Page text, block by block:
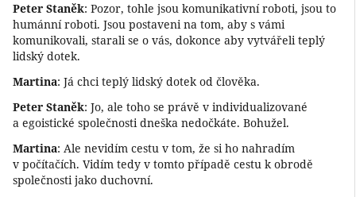
Peter Staněk: Pozor, tohle jsou komunikativní roboti, jsou to
humánní roboti. Jsou postaveni na tom, aby s vámi
komunikovali, starali se o vás, dokonce aby vytvářeli teplý
lidský dotek.
Martina: Já chci teplý lidský dotek od člověka.
Peter Staněk: Jo, ale toho se právě v individualizované
a egoistické společnosti dneška nedočkáte. Bohužel.
Martina: Ale nevidím cestu v tom, že si ho nahradím
v počítačích. Vidím tedy v tomto případě cestu k obrodě
společnosti jako duchovní.